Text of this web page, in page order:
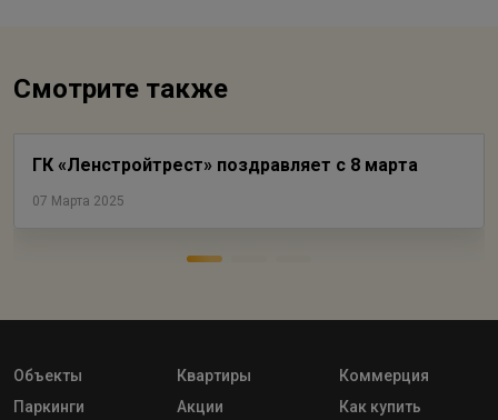
Смотрите также
ГК «Ленстройтрест» поздравляет с 8 марта
07 Марта 2025
Объекты Квартиры
Коммерция
Паркинги
Акции
Как купить